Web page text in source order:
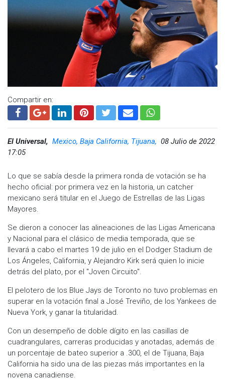
Compartir en:
El Universal, Mexico, Baja California, Tijuana, 08 Julio de 2022
17:05
Lo que se sabía desde la primera ronda de votación se ha
hecho oficial: por primera vez en la historia, un catcher
mexicano será titular en el Juego de Estrellas de las Ligas
Mayores.
Se dieron a conocer las alineaciones de las Ligas Americana
y Nacional para el clásico de media temporada, que se
llevará a cabo el martes 19 de julio en el Dodger Stadium de
Los Ángeles, California, y Alejandro Kirk será quien lo inicie
detrás del plato, por el "Joven Circuito".
El pelotero de los Blue Jays de Toronto no tuvo problemas en
superar en la votación final a José Treviño, de los Yankees de
Nueva York, y ganar la titularidad.
Con un desempeño de doble dígito en las casillas de
cuadrangulares, carreras producidas y anotadas, además de
un porcentaje de bateo superior a .300, el de Tijuana, Baja
California ha sido una de las piezas más importantes en la
novena canadiense.